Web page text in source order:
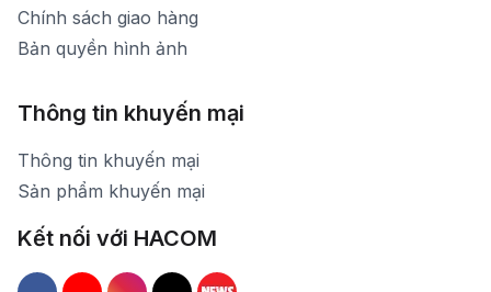
Chính sách giao hàng
Bản quyền hình ảnh
Thông tin khuyến mại
Thông tin khuyến mại
Sản phẩm khuyến mại
Kết nối với HACOM